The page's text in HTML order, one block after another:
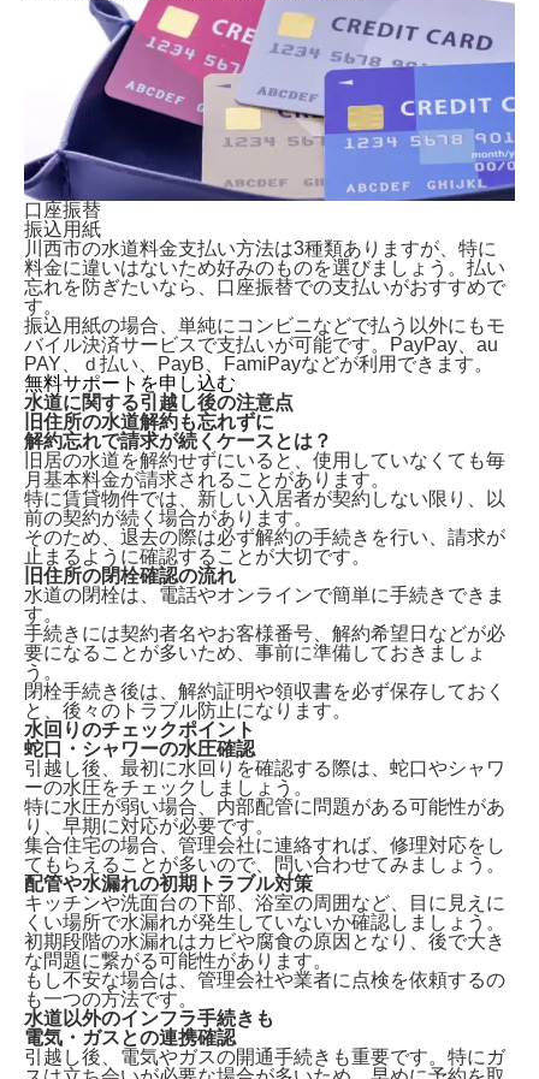
口座振替
振込用紙
川西市の水道料金支払い方法は3種類ありますが、特に
料金に違いはないため好みのものを選びましょう。払い
忘れを防ぎたいなら、口座振替での支払いがおすすめで
す。
振込用紙の場合、単純にコンビニなどで払う以外にもモ
バイル決済サービスで支払いが可能です。PayPay、au
PAY、ｄ払い、PayB、FamiPayなどが利用できます。
無料サポートを申し込む
水道に関する引越し後の注意点
旧住所の水道解約も忘れずに
解約忘れで請求が続くケースとは？
旧居の水道を解約せずにいる と、使用していなくても毎
月基本料金が請求されることがあります。
特に賃貸物件では、新しい入居者が契約しない限り、以
前の契約が続く場合があります。
そのため、退去の際は必ず解約の手続きを行い、請求が
止まるように確認することが大切です。
旧住所の閉栓確認の流れ
水道の閉栓は、 電話やオンラインで簡単に手続きできま
す。
手続きには契約者名やお客様番号、解約希望日などが必
要になることが多いため、事前に準備しておきましょ
う。
閉栓手続き後は、解約証明や領収書を必ず保存しておく
と、後々のトラブル防止になります。
水回りのチェックポイント
蛇口・シャワーの水圧確認
引越し後、最初に水回りを確認する際は、 蛇口やシャワ
ーの水圧をチェックしましょう。
特に水圧が弱い場合、内部配管に問題がある可能性があ
り、早期に対応が必要です。
集合住宅の場合、管理会社に連絡すれば、修理対応をし
てもらえることが多いので、問い合わせてみましょう。
配管や水漏れの初期トラブル対策
キッチンや洗面台の下部、浴室の周囲など、
目に見えに
くい場所で水漏れが発生していないか確認しましょう。
初期段階の水漏れはカビや腐食の原因となり、後で大き
な問題に繋がる可能性があります。
もし不安な場合は、管理会社や業者に点検を依頼するの
も一つの方法です。
水道以外のインフラ手続きも
電気・ガスとの連携確認
引越し後、電気やガスの開通手続きも重要です。特に ガ